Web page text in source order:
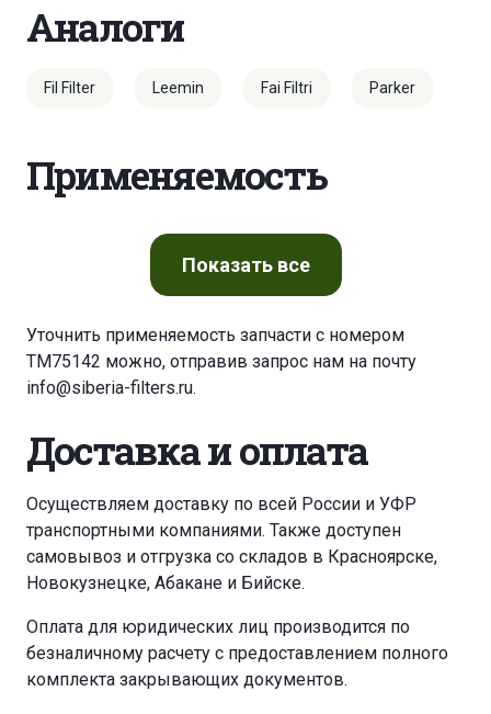
Аналоги
Fil Filter Leemin Fai Filtri Parker
Применяемость
Показатьвсе
Уточнить применяемость запчасти с номером
TM75142 можно, отправив запрос нам на почту
info@siberia-filters.ru.
Доставка и оплата
Осуществляем доставку по всей России и УФР
транспортными компаниями. Также доступен
самовывоз и отгрузка со складов в Красноярске,
Новокузнецке, Абакане и Бийске.
Оплата для юридических лиц производится по
безналичному расчету с предоставлением полного
комплекта закрывающих документов.